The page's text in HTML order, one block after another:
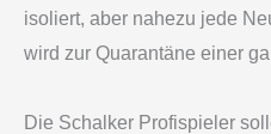
isoliert, aber nahezu jede
wird zur Quarantäne einer
Die Schalker Profispieler